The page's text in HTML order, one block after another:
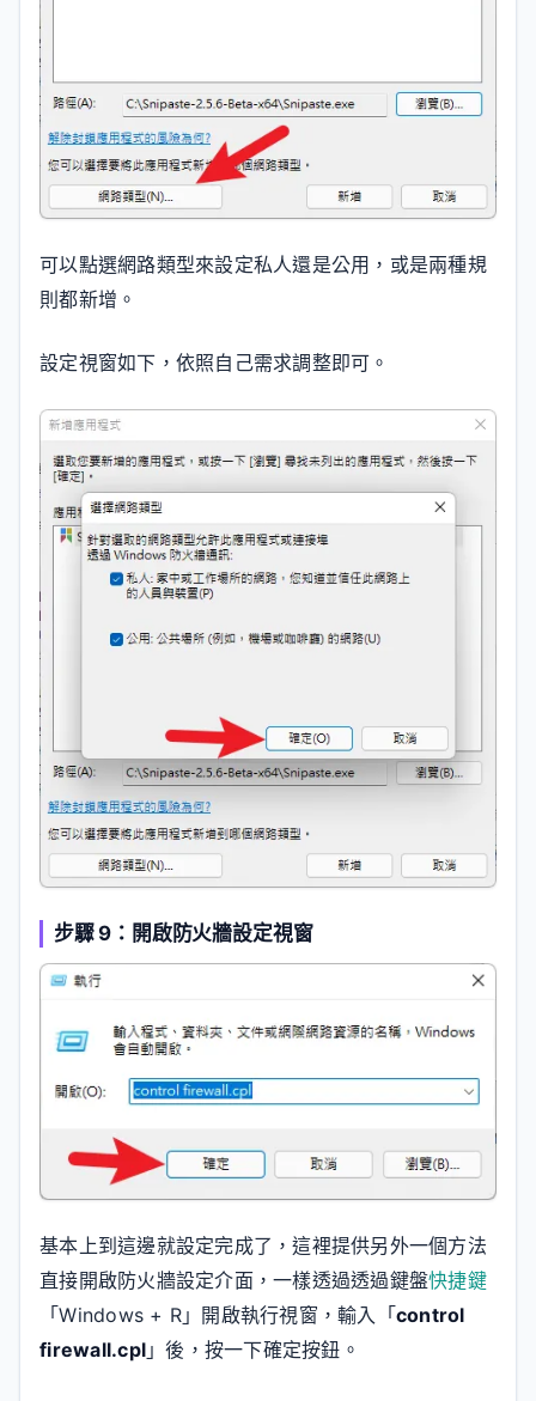
可以點選網路類型來設定私人還是公用，或是兩種規
則都新增。
設定視窗如下，依照自己需求調整即可。
步驟 9：開啟防火牆設定視窗
基本上到這邊就設定完成了，這裡提供另外一個方法
直接開啟防火牆設定介面，一樣透過透過鍵盤快捷鍵
「Windows + R」開啟執行視窗，輸入「control
firewall.cpl 」後，按一下確定按鈕。